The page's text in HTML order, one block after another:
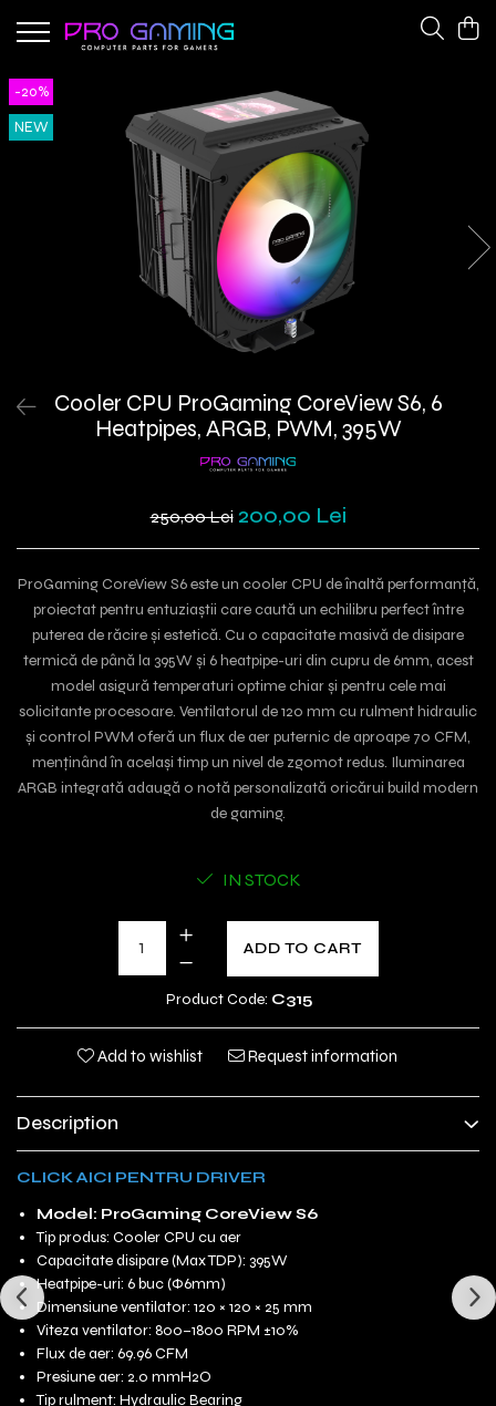
Cooling Fans
CPU Coolers
Network Adapters
-20%
NEW
Cooler CPU ProGaming CoreView S6, 6
Heatpipes, ARGB, PWM, 395W
250,00 Lei 200,00 Lei
ProGaming CoreView S6 este un cooler CPU de înaltă performanță,
proiectat pentru entuziaștii care caută un echilibru perfect între
puterea de răcire și estetică. Cu o capacitate masivă de disipare
termică de până la 395W și 6 heatpipe-uri din cupru de 6mm, acest
model asigură temperaturi optime chiar și pentru cele mai
solicitante procesoare. Ventilatorul de 120 mm cu rulment hidraulic
și control PWM oferă un flux de aer puternic de aproape 70 CFM,
menținând în același timp un nivel de zgomot redus. Iluminarea
ARGB integrată adaugă o notă personalizată oricărui build modern
de gaming.
IN STOCK
ADD TO CART
Product Code: C315
Add to wishlist Request information
Description
CLICK AICI PENTRU DRIVER
Model: ProGaming CoreView S6
Tip produs: Cooler CPU cu aer
Capacitate disipare (Max TDP): 395W
Heatpipe-uri: 6 buc (Φ6mm)
Dimensiune ventilator: 120 × 120 × 25 mm
Viteza ventilator: 800–1800 RPM ±10%
Flux de aer: 69.96 CFM
Presiune aer: 2.0 mmH2O
Tip rulment: Hydraulic Bearing